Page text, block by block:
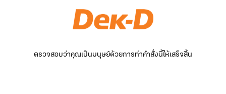
ตรวจสอบว่าคุณเป็นมนุษย์ด้วยการทำคำสั่งนี้ให้เสร็จสิ้น